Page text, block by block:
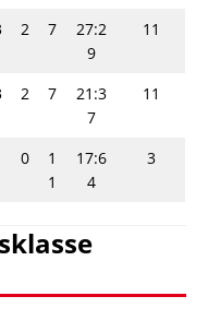
2 7
27:2
9
11
2 7
21:3
7
11
0
1
1
17:6
4
3